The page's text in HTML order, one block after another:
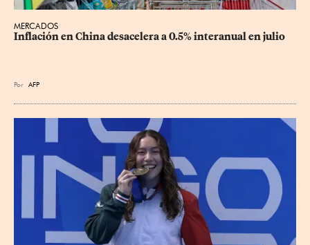
MERCADOS
Inflación en China desacelera a 0.5% interanual en julio
Por AFP